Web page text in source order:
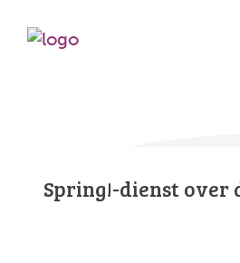
Spring!-dienst over